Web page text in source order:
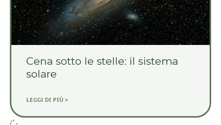
Cena sotto le stelle: il sistema
solare
LEGGI DI PIÙ »